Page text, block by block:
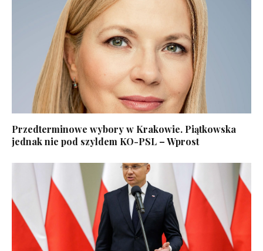
Przedterminowe wybory w Krakowie. Piątkowska
jednak nie pod szyldem KO-PSL – Wprost